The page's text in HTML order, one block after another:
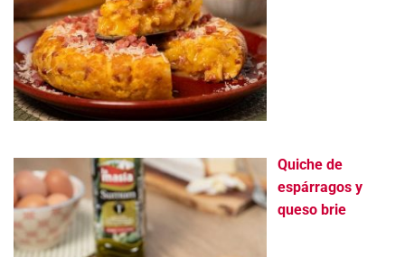
Quiche de
espárragos y
queso brie